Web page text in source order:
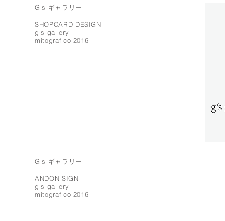
G's ギャラリー
SHOPCARD DESIGN
g's gallery
mitografico 2016
G's ギャラリー
ANDON SIGN
g's gallery
mitografico 2016